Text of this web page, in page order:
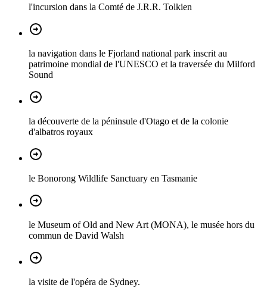
l'incursion dans la Comté de J.R.R. Tolkien
la navigation dans le Fjorland national park inscrit au
patrimoine mondial de l'UNESCO et la traversée du Milford
Sound
la découverte de la péninsule d'Otago et de la colonie
d'albatros royaux
le Bonorong Wildlife Sanctuary en Tasmanie
le Museum of Old and New Art (MONA), le musée hors du
commun de David Walsh
la visite de l'opéra de Sydney.